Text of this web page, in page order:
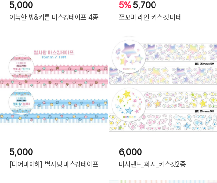
5,000
아늑한 방&커튼 마스킹테이프 4종
5%5,700
쪼꼬미 라인 키스컷 마테
5,000
[디어마이하] 별사탕 마스킹테이프
6,000
마시랜드_화지_키스컷2종